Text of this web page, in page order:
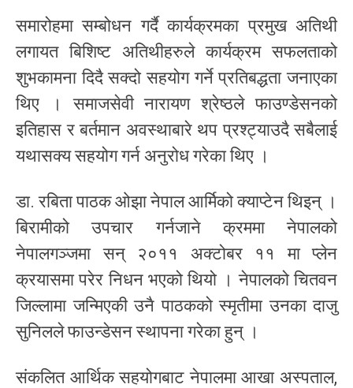
समारोहमा सम्बोधन गर्दै कार्यक्रमका प्रमुख अतिथी
लगायत बिशिष्ट अतिथीहरुले कार्यक्रम सफलताको
शुभकामना दिदै सक्दो सहयोग गर्ने प्रतिबद्धता जनाएका
थिए । समाजसेवी नारायण श्रेष्ठले फाउण्डेसनको
इतिहास र बर्तमान अवस्थाबारे थप प्रश्ट्याउदै सबैलाई
यथासक्य सहयोग गर्न अनुरोध गरेका थिए ।
डा. रबिता पाठक ओझा नेपाल आर्मिको क्याप्टेन थिइन् ।
बिरामीको उपचार गर्नजाने क्रममा नेपालको
नेपालगञ्जमा सन् २०११ अक्टोबर ११ मा प्लेन
क्रयासमा परेर निधन भएको थियो । नेपालको चितवन
जिल्लामा जन्मिएकी उनै पाठकको स्मृतीमा उनका दाजु
सुनिलले फाउन्डेसन स्थापना गरेका हुन् ।
संकलित आर्थिक सहयोगबाट नेपालमा आखा अस्पताल,